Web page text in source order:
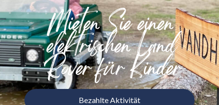
Mieten Sie einen
elektrischen Land
Rover für Kinder
Bezahlte Aktivität